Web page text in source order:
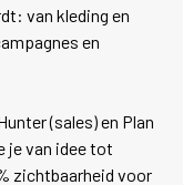
van kleding en
en
(sales) en Plan
je van idee tot
zichtbaarheid voor